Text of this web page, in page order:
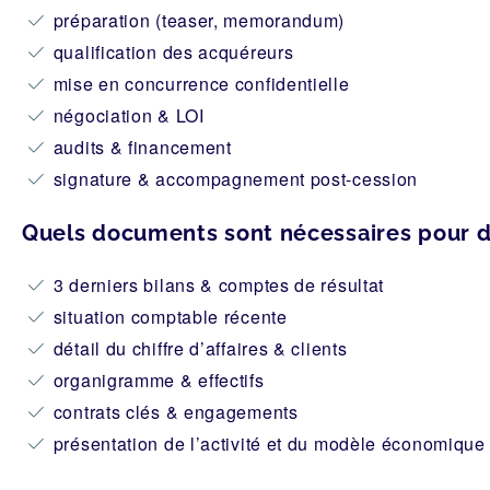
préparation (teaser, memorandum)
qualification des acquéreurs
mise en concurrence confidentielle
négociation & LOI
audits & financement
signature & accompagnement post-cession
Quels documents sont nécessaires pour
3 derniers bilans & comptes de résultat
situation comptable récente
détail du chiffre d’affaires & clients
organigramme & effectifs
contrats clés & engagements
présentation de l’activité et du modèle économique